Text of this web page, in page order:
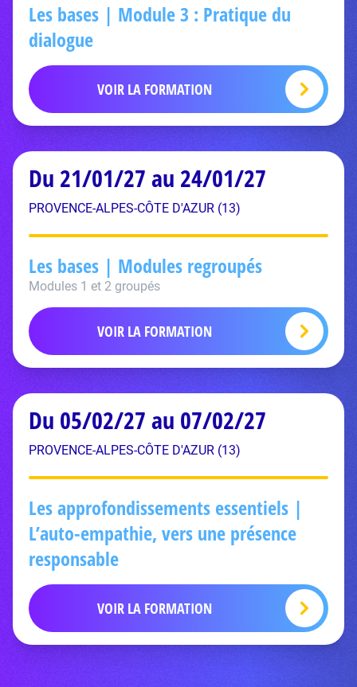
Les bases | Module 3 : Pratique du
dialogue
VOIR LA FORMATION
Du 21/01/27 au 24/01/27
PROVENCE-ALPES-CÔTE D'AZUR (13)
Les bases | Modules regroupés
Modules 1 et 2 groupés
VOIR LA FORMATION
Du 05/02/27 au 07/02/27
PROVENCE-ALPES-CÔTE D'AZUR (13)
Les approfondissements essentiels |
L’auto-empathie, vers une présence
responsable
VOIR LA FORMATION